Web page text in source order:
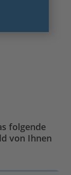
folgende
von Ihnen